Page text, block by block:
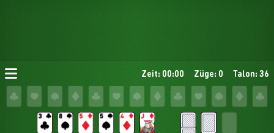
Zeit: 00:00 Züge: 0 Talon: 36